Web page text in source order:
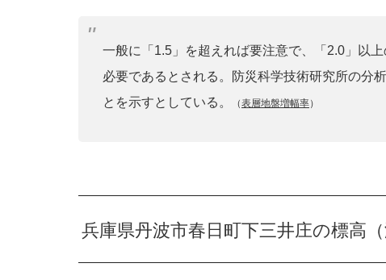
一般に「1.5」を超えれば要注意で、「2.0」以
必要であるとされる。防災科学技術研究所の分
とを示すとしている。
（表層地盤増幅率）
兵庫県丹波市春日町下三井庄の標高（